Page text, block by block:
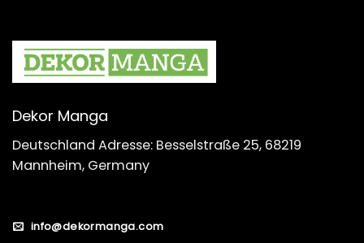
Dekor Manga
Deutschland Adresse: Besselstraße 25, 68219
Mannheim, Germany
info@dekormanga.com